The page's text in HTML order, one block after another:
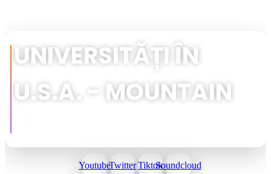
UNIVERSITĂȚI ÎN
U.S.A. - MOUNTAIN
YoutubeTwitterTiktokSoundcloud